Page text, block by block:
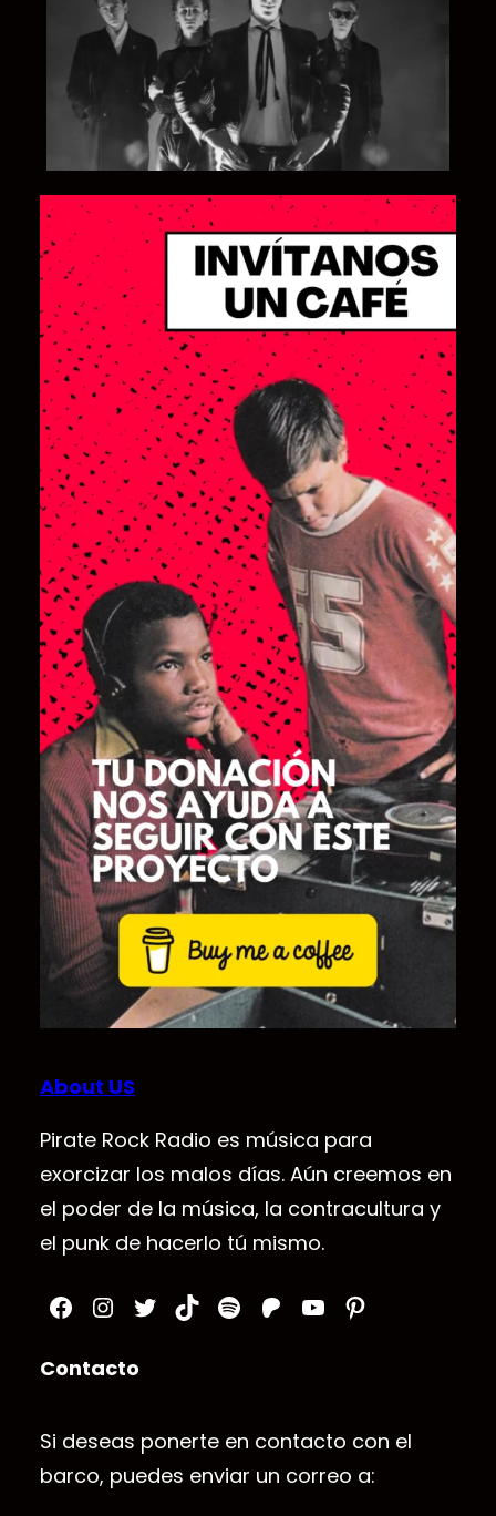
About US
Pirate Rock Radio es música para
exorcizar los malos días. Aún creemos en
el poder de la música, la contracultura y
el punk de hacerlo tú mismo.
Facebook Instagram Twitter TikTok Spotify Patreon YouTube Pinterest
Contacto
Si deseas ponerte en contacto con el
barco, puedes enviar un correo a: